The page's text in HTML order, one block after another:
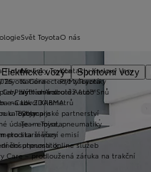
Elektrické vozy Sportovní vozy
zimních kol
na rok ZDARMA
Extracare
pro starší vozy
pneumatik
Care – prodloužená záruka na trakční
T-mate
Toyota Connected/MyToyota
CarPlay™ a Android Auto™
e-Call
u Toyoty
údaje – emise, pneumatiky
metodika měření emisí
dosutpnosti online služeb
Svět Toyota
Novinky Toyota
Kariéra
Výtvarná soutěž Auto Snů
Lovci Kilometrů
Olympijské partnerství
Team Toyota
O nás
Kontakty Karlovy Vary
Pro zákazníky